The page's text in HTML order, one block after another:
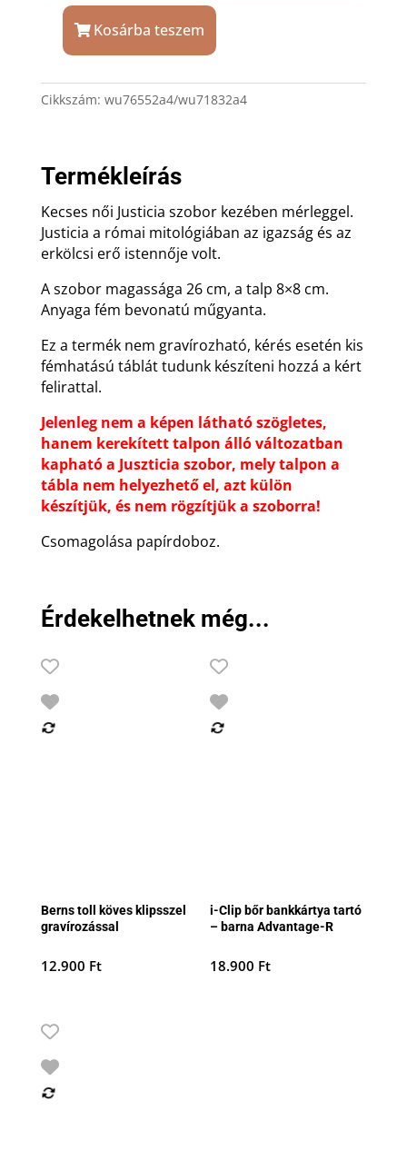
Justicia
szobor
mérleggel
mennyiség
Kosárba teszem
Cikkszám: wu76552a4/wu71832a4
Termékleírás
Kecses női Justicia szobor kezében mérleggel.
Justicia a római mitológiában az igazság és az
erkölcsi erő istennője volt.
A szobor magassága 26 cm, a talp 8×8 cm.
Anyaga fém bevonatú műgyanta.
Ez a termék nem gravírozható, kérés esetén kis
fémhatású táblát tudunk készíteni hozzá a kért
felirattal.
Jelenleg nem a képen látható szögletes,
hanem kerekített talpon álló változatban
kapható a Juszticia szobor, mely talpon a
tábla nem helyezhető el, azt külön
készítjük, és nem rögzítjük a szoborra!
Csomagolása papírdoboz.
Érdekelhetnek még...
Berns toll köves klipsszel
gravírozással
12.900 Ft
i-Clip bőr bankkártya tartó
– barna Advantage-R
18.900 Ft